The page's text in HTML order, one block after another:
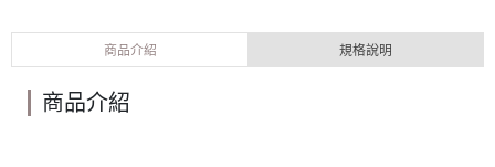
商品介紹 規格說明
商品介紹